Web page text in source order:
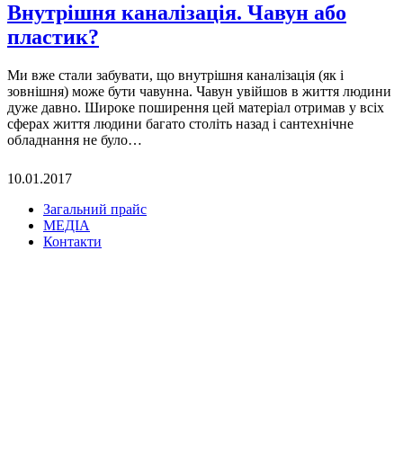
Внутрішня каналізація. Чавун або
пластик?
Ми вже стали забувати, що внутрішня каналізація (як і
зовнішня) може бути чавунна. Чавун увійшов в життя людини
дуже давно. Широке поширення цей матеріал отримав у всіх
сферах життя людини багато століть назад і сантехнічне
обладнання не було…
10.01.2017
Загальний прайс
МЕДІА
Контакти